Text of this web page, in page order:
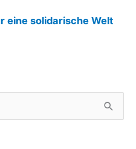
eine solidarische Welt:
a